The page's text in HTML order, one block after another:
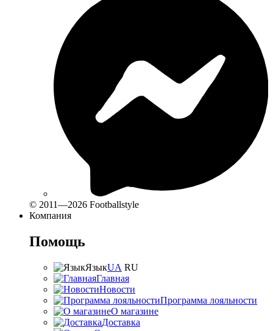
© 2011—2026 Footballstyle
Компания
Помощь
ЯзыкUA RU
Главная
Новости
Программа лояльности
О магазине
Доставка